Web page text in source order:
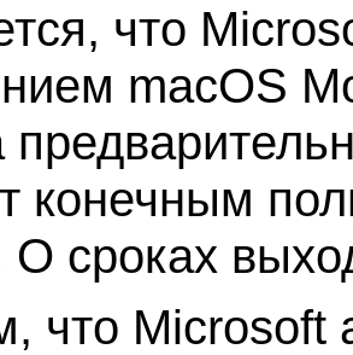
что
macOS
конечным
сроках
что Microsoft